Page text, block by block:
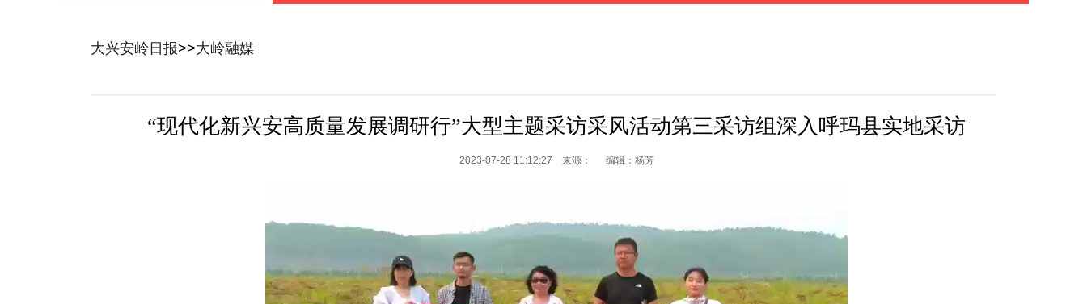
大兴安岭日报>>大岭融媒
“现代化新兴安高质量发展调研行”大型主题采访采风活动第三采访组深入呼玛县实地采访
2023-07-28 11:12:27 来源： 编辑：杨芳